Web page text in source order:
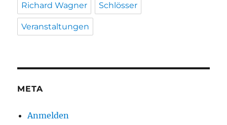
Richard Wagner Schlösser
Veranstaltungen
META
Anmelden